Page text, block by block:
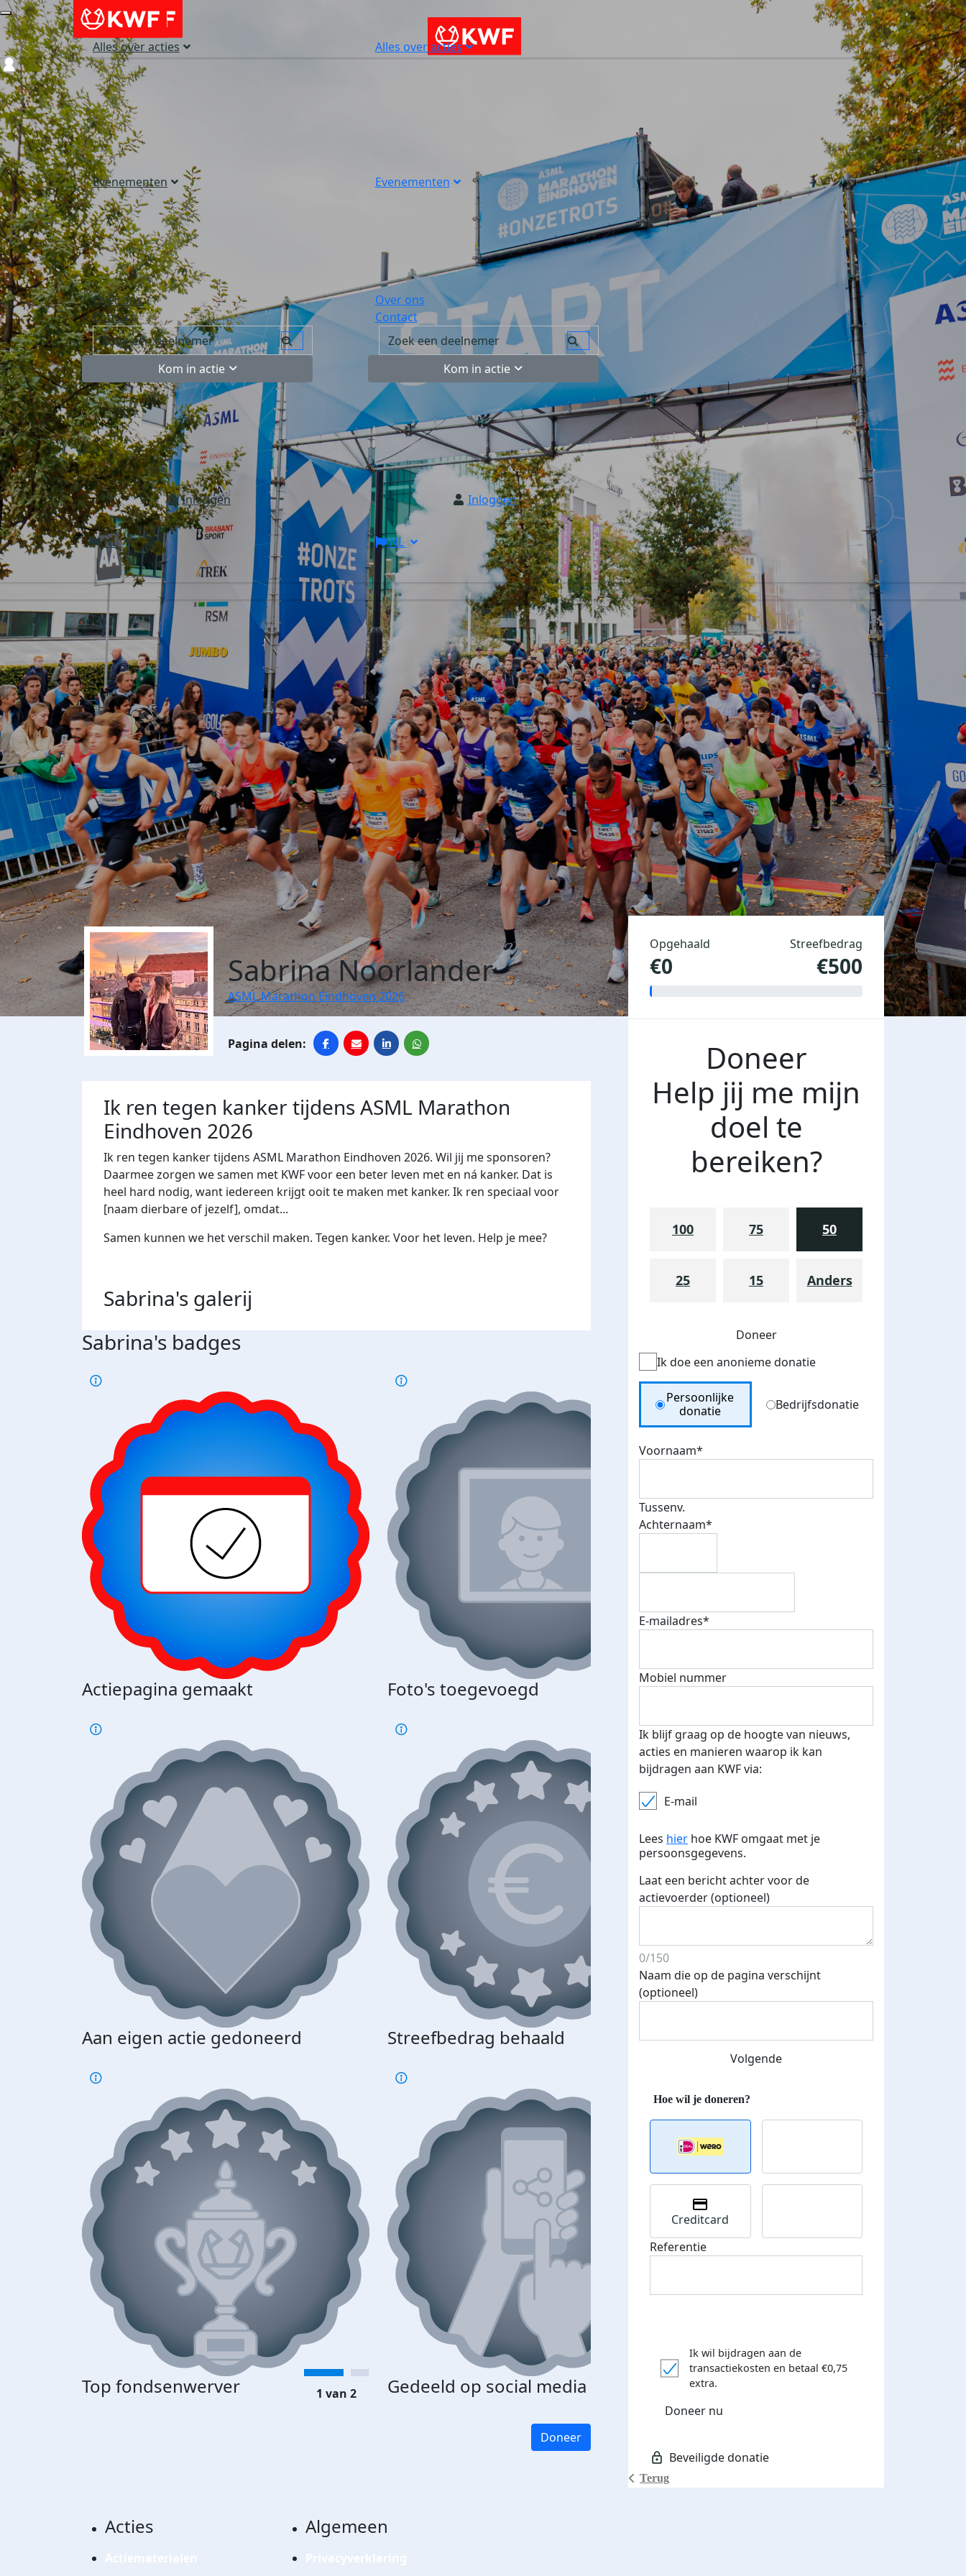
Alles over acties
Evenementen
Over ons
Contact
Kom in actie
Inloggen
NL
Alles over acties
Evenementen
Over ons
Contact
Kom in actie
Inloggen
NL
Login
Sabrina Noorlander
ASML Marathon Eindhoven 2026
Ik ren tegen kanker tijdens ASML Marathon
Eindhoven 2026
Ik ren tegen kanker tijdens ASML Marathon Eindhoven 2026. Wil jij me sponsoren?
Daarmee zorgen we samen met KWF voor een beter leven met en ná kanker. Dat is
heel hard nodig, want iedereen krijgt ooit te maken met kanker. Ik ren speciaal voor
[naam dierbare of jezelf], omdat...
Samen kunnen we het verschil maken. Tegen kanker. Voor het leven. Help je mee?
Sabrina's galerij
Sabrina's badges
Actiepagina gemaakt Foto's toegevoegd E-mails verstuurd
Aan eigen actie gedoneerd Streefbedrag behaald Streefbedrag verhoogd
Top fondsenwerver Gedeeld op social media Donateurs bedankt
Bij 500 euro aan donaties ontvang
je je speciale KWF t-shirt!
1 van 2
Doneer
Opgehaald
€0
Streefbedrag
€500
Doneer
Help jij me mijn
doel te
bereiken?
100 75 50
25 15 Anders
Doneer
Ik doe een anonieme donatie
Donation Type
Persoonlijke
donatie
Bedrijfsdonatie
Voornaam*
Tussenv.
Achternaam*
E-mailadres*
Mobiel nummer
Ik blijf graag op de hoogte van nieuws,
acties en manieren waarop ik kan
bijdragen aan KWF via:
E-mail
Lees hier hoe KWF omgaat met je
persoonsgegevens.
Laat een bericht achter voor de
actievoerder (optioneel)
0/150
Naam die op de pagina verschijnt
(optioneel)
Volgende
Terug
Creditcard
Referentie
Ik wil bijdragen aan de
transactiekosten en betaal €0,75
extra.
Doneer nu
Acties Algemeen